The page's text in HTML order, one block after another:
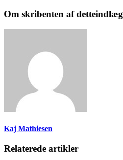
Om skribenten af detteindlæg
Kaj Mathiesen
Relaterede artikler